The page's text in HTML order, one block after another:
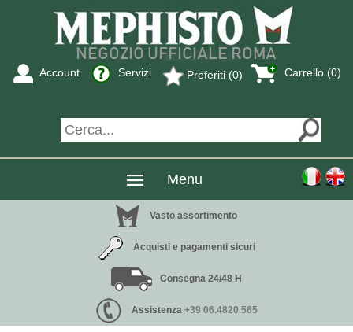
Carrello (0)
Preferiti (0)
Servizi
Account
Menu
Vasto assortimento
Acquisti e pagamenti sicuri
Consegna 24/48 H
Assistenza +39 06.4820.565